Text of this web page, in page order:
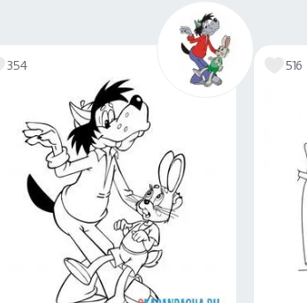
354 516